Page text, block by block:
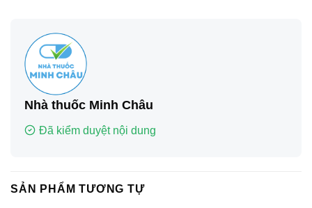
Nhà thuốc Minh Châu
Đã kiểm duyệt nội dung
SẢN PHẨM TƯƠNG TỰ